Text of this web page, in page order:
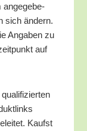
ange­ge­be­
sich ändern.
Anga­ben zu
auf
Kaufst